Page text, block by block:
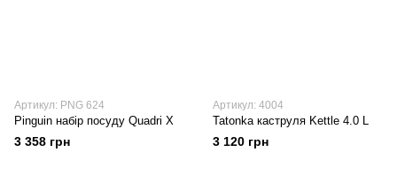
Артикул: PNG 624
Pinguin набір посуду Quadri X
3 358 грн
Артикул: 4004
Tatonka каструля Kettle 4.0 L
3 120 грн